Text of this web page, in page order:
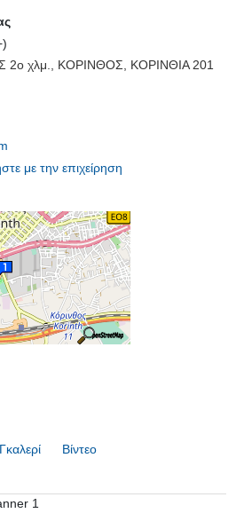
χλμ., ΚΟΡΙΝΘΟΣ, ΚΟΡΙΝΘΙΑ 201
με την επιχείρηση
Γκαλερί Βίντεο
1